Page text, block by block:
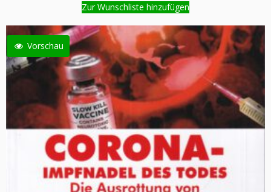
Zur Wunschliste hinzufügen
Vorschau